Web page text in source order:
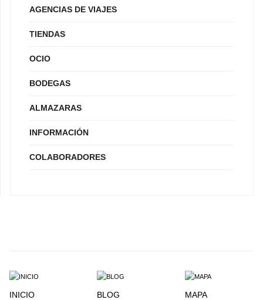
AGENCIAS DE VIAJES
TIENDAS
OCIO
BODEGAS
ALMAZARAS
INFORMACIÓN
COLABORADORES
INICIO BLOG MAPA